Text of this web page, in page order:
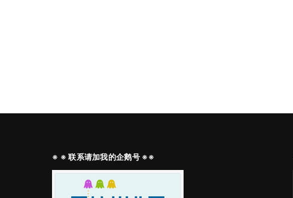
※ ※ 联系请加我的企鹅号 ※※